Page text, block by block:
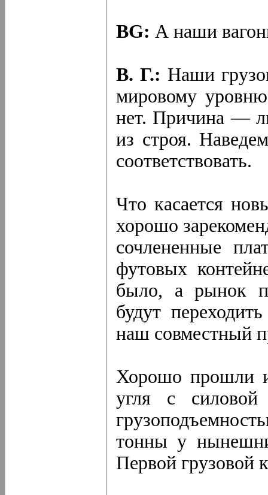
BG: А наши
В. Г.: Наши
мировому
нет. Причина —
из строя.
соответствовать.
Что касается
хорошо
сочлененные
футовых
было, а рынок
будут
наш совместный
Хорошо прошли
угля с
тонны у
Первой грузовой